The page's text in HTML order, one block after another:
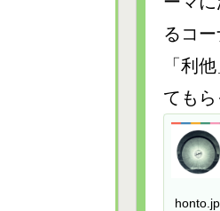
るコ
「利
てもら
honto.jp